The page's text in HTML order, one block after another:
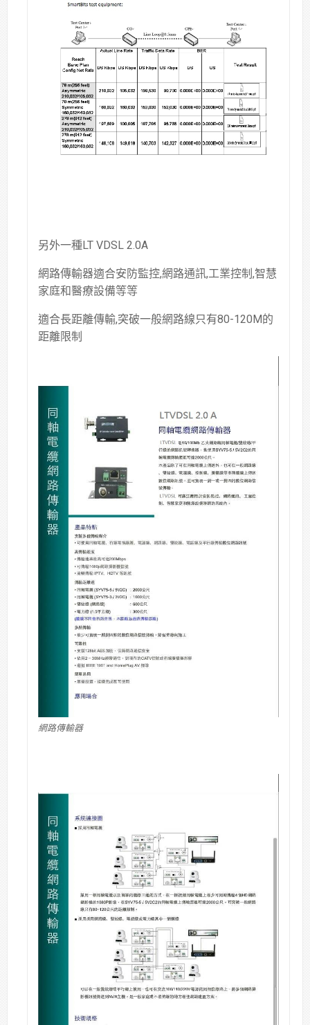
另外一種LT VDSL 2.0A
網路傳輸器適合安防監控,網路通訊,工業控制,智慧
家庭和醫療設備等等
適合長距離傳輸,突破一般網路線只有80-120M的
距離限制
網路傳輸器